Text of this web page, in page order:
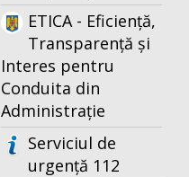
ETICA - Eficiență,
Transparență și
Interes pentru
Conduita din
Administrație
Serviciul de
urgență 112